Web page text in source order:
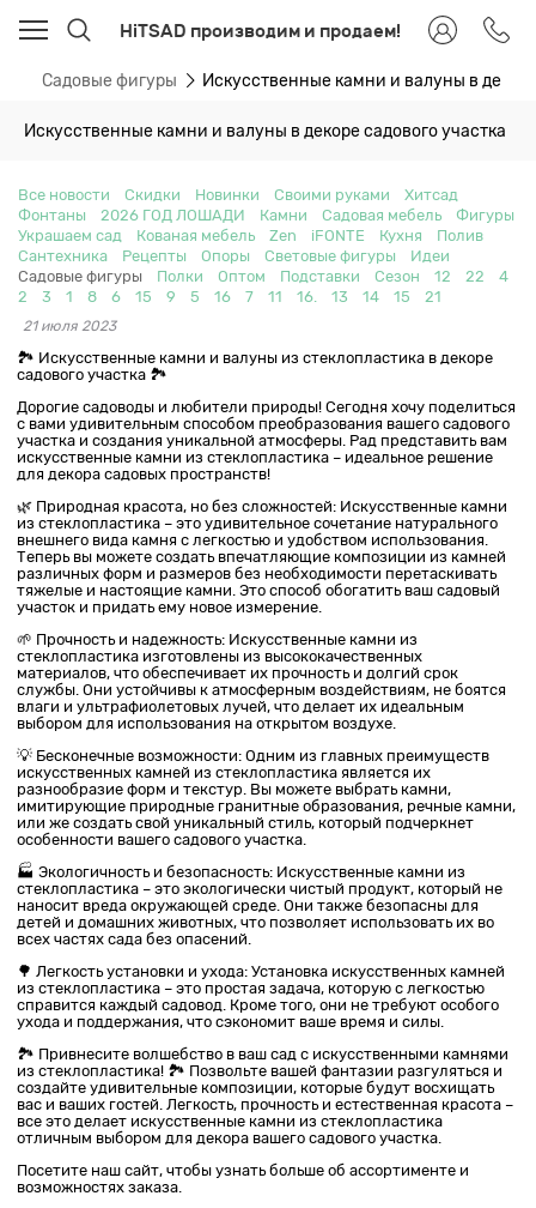
HiTSAD производим и продаем!
Садовые фигуры Искусственные камни и валуны в
Искусственные камни и валуны в декоре садового участка
Все новости Скидки Новинки Своими руками
Хитсад
Фонтаны
2026 ГОД ЛОШАДИ Камни Садовая мебель
Фигуры
Украшаем сад
Кованая мебель Zen iFONTE Кухня
Полив
Сантехника
Рецепты Опоры Световые фигуры
Идеи
Садовые фигуры
Полки Оптом Подставки Сезон 12 22
4
2
3 1 8 6 15 9 5 16 7 11 16. 13 14 15 21
21 июля 2023
🏞️ Искусственные камни и валуны из стеклопластика в декоре
садового участка 🏞️
Дорогие садоводы и любители природы! Сегодня хочу поделиться
с вами удивительным способом преобразования вашего садового
участка и создания уникальной атмосферы. Рад представить вам
искусственные камни из стеклопластика – идеальное решение
для декора садовых пространств!
🌿 Природная красота, но без сложностей: Искусственные камни
из стеклопластика – это удивительное сочетание натурального
внешнего вида камня с легкостью и удобством использования.
Теперь вы можете создать впечатляющие композиции из камней
различных форм и размеров без необходимости перетаскивать
тяжелые и настоящие камни. Это способ обогатить ваш садовый
участок и придать ему новое измерение.
🌱 Прочность и надежность: Искусственные камни из
стеклопластика изготовлены из высококачественных
материалов, что обеспечивает их прочность и долгий срок
службы. Они устойчивы к атмосферным воздействиям, не боятся
влаги и ультрафиолетовых лучей, что делает их идеальным
выбором для использования на открытом воздухе.
💡 Бесконечные возможности: Одним из главных преимуществ
искусственных камней из стеклопластика является их
разнообразие форм и текстур. Вы можете выбрать камни,
имитирующие природные гранитные образования, речные камни,
или же создать свой уникальный стиль, который подчеркнет
особенности вашего садового участка.
🏭 Экологичность и безопасность: Искусственные камни из
стеклопластика – это экологически чистый продукт, который не
наносит вреда окружающей среде. Они также безопасны для
детей и домашних животных, что позволяет использовать их во
всех частях сада без опасений.
🌳 Легкость установки и ухода: Установка искусственных камней
из стеклопластика – это простая задача, которую с легкостью
справится каждый садовод. Кроме того, они не требуют особого
ухода и поддержания, что сэкономит ваше время и силы.
🏞️ Привнесите волшебство в ваш сад с искусственными камнями
из стеклопластика! 🏞️ Позвольте вашей фантазии разгуляться и
создайте удивительные композиции, которые будут восхищать
вас и ваших гостей. Легкость, прочность и естественная красота –
все это делает искусственные камни из стеклопластика
отличным выбором для декора вашего садового участка.
Посетите наш сайт, чтобы узнать больше об ассортименте и
возможностях заказа.